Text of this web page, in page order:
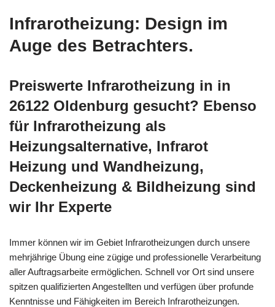
Infrarotheizung: Design im
Auge des Betrachters.
Preiswerte Infrarotheizung in in
26122 Oldenburg gesucht? Ebenso
für Infrarotheizung als
Heizungsalternative, Infrarot
Heizung und Wandheizung,
Deckenheizung & Bildheizung sind
wir Ihr Experte
Immer können wir im Gebiet Infrarotheizungen durch unsere
mehrjährige Übung eine zügige und professionelle Verarbeitung
aller Auftragsarbeite ermöglichen. Schnell vor Ort sind unsere
spitzen qualifizierten Angestellten und verfügen über profunde
Kenntnisse und Fähigkeiten im Bereich Infrarotheizungen.